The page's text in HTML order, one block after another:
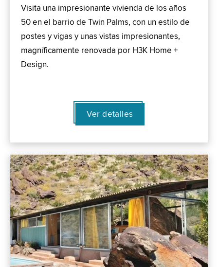
Visita una impresionante vivienda de los años
50 en el barrio de Twin Palms, con un estilo de
postes y vigas y unas vistas impresionantes,
magníficamente renovada por H3K Home +
Design.
Ver detalles